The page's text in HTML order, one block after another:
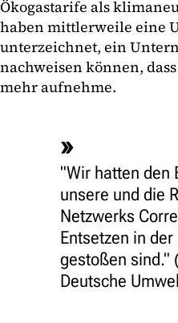
Ökogastarife als
haben mittlerweile eine
unterzeichnet, ein
nachweisen können,
mehr aufnehme.
"Wir hatten den
unsere und die
Netzwerks
Entsetzen in der
gestoßen sind."
Deutsche